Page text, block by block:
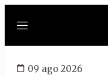
Menú
09 ago 2026